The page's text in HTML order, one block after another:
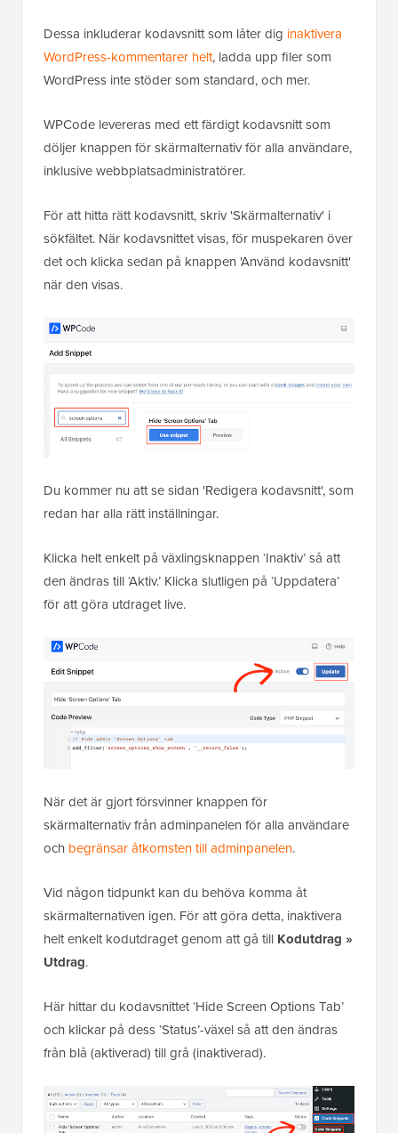
Dessa inkluderar kodavsnitt som låter dig inaktivera
WordPress-kommentarer helt, ladda upp filer som
WordPress inte stöder som standard, och mer.
WPCode levereras med ett färdigt kodavsnitt som
döljer knappen för skärmalternativ för alla användare,
inklusive webbplatsadministratörer.
För att hitta rätt kodavsnitt, skriv 'Skärmalternativ' i
sökfältet. När kodavsnittet visas, för muspekaren över
det och klicka sedan på knappen 'Använd kodavsnitt'
när den visas.
Du kommer nu att se sidan 'Redigera kodavsnitt', som
redan har alla rätt inställningar.
Klicka helt enkelt på växlingsknappen ‘Inaktiv’ så att
den ändras till ‘Aktiv.’ Klicka slutligen på ‘Uppdatera’
för att göra utdraget live.
När det är gjort försvinner knappen för
skärmalternativ från adminpanelen för alla användare
och begränsar åtkomsten till adminpanelen.
Vid någon tidpunkt kan du behöva komma åt
skärmalternativen igen. För att göra detta, inaktivera
helt enkelt kodutdraget genom att gå till Kodutdrag »
Utdrag.
Här hittar du kodavsnittet ‘Hide Screen Options Tab’
och klickar på dess ‘Status’-växel så att den ändras
från blå (aktiverad) till grå (inaktiverad).